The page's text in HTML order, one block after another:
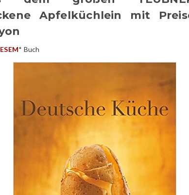
Apfelküchlein mit
* Buch